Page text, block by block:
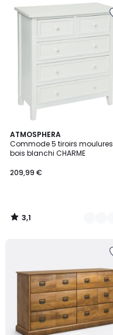
ATMOSPHERA
Commode 5 tiroirs moulures
bois blanchi CHARME
209,99 €
3,1
/
5
2
Couleurs
3,1
/